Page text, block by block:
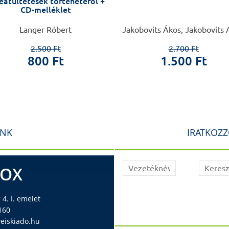
CD-melléklet
Langer Róbert
2.500 Ft
800 Ft
Jakobovits Ákos, Jakobovits
2.700 Ft
1.500 Ft
4. I. emelet